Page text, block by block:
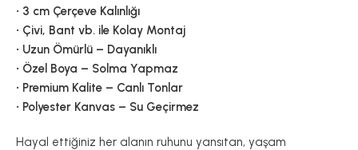
• 3 cm Çerçeve Kalınlığı
• Çivi, Bant vb. ile Kolay Montaj
• Uzun Ömürlü – Dayanıklı
• Özel Boya – Solma Yapmaz
• Premium Kalite – Canlı Tonlar
• Polyester Kanvas – Su Geçirmez
Hayal ettiğiniz her alanın ruhunu yansıtan, yaşam